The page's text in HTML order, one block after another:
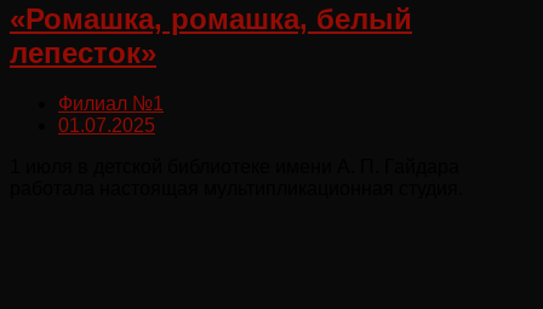
«Ромашка, ромашка, белый
лепесток»
Филиал №1
01.07.2025